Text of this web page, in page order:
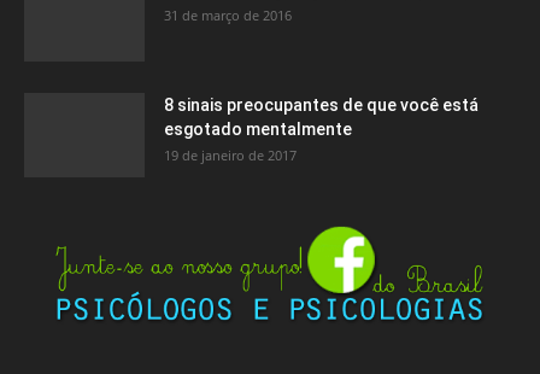
31 de março de 2016
8 sinais preocupantes de que você está
esgotado mentalmente
19 de janeiro de 2017